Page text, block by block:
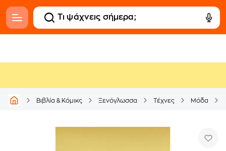
Βιβλία & Κόμικς Ξενόγλωσσα Τέχνες Μόδα